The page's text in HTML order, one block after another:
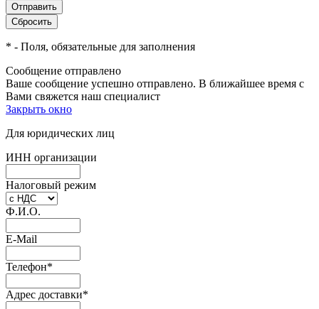
* - Поля, обязательные для заполнения
Сообщение отправлено
Ваше сообщение успешно отправлено. В ближайшее время с
Вами свяжется наш специалист
Закрыть окно
Для юридических лиц
ИНН организации
Налоговый режим
Ф.И.О.
E-Mail
Телефон*
Адрес доставки*